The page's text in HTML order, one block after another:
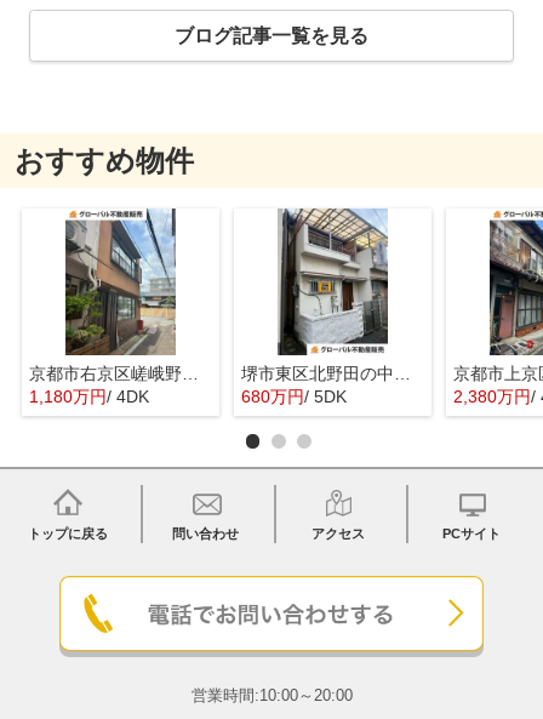
ブログ記事一覧を見る
おすすめ物件
京都市右京区嵯峨野宮ノ元町の中古一戸建
1,180万円/ 4DK
680万円/ 5DK 2,380万円/
トップに戻る 問い合わせ アクセス PCサイト
営業時間:10:00～20:00